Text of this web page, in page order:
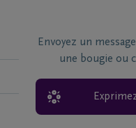
Envoyez un
une bougie ou